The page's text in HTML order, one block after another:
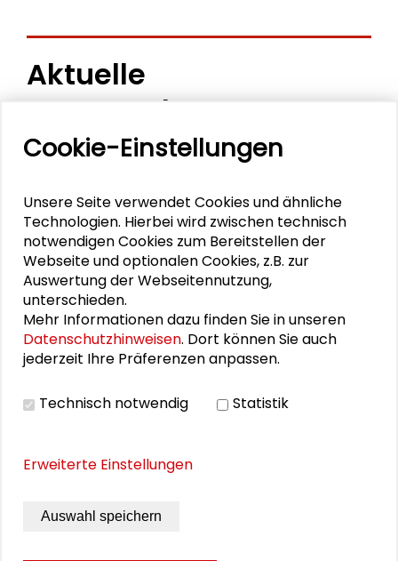
Aktuelle
Veranstaltungen
11. Internationale Waldkunstkonferenz
Schlüsseltexte für die Wirtschaft von morgen
Zusammen mehr erreichen – Zukunftsbündnis im
Dialog
Schader-Festival 2026
25. Runder Tisch Wissenschaftsstadt Darmstadt
(PDF)
Cookie-Einstellungen
Unsere Seite verwendet Cookies und ähnliche
Technologien. Hierbei wird zwischen technisch
notwendigen Cookies zum Bereitstellen der
Webseite und optionalen Cookies, z.B. zur
Auswertung der Webseitennutzung,
unterschieden.
Mehr Informationen dazu finden Sie in unseren
Datenschutzhinweisen. Dort können Sie auch
jederzeit Ihre Präferenzen anpassen.
Technisch notwendig Statistik
Erweiterte Einstellungen
Auswahl speichern